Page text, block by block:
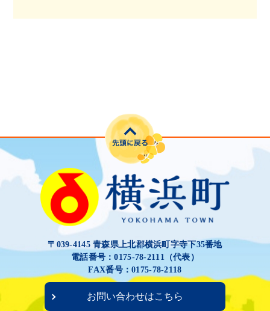
〒039-4145 青森県上北郡横浜町字寺下35番地
電話番号：0175-78-2111（代表）
FAX番号：0175-78-2118
お問い合わせはこちら